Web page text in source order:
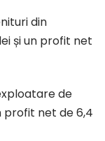
din
și un profit net
de
profit net de 6,4